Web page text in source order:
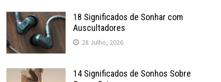
18 Significados de Sonhar com
Auscultadores
28 Julho, 2026
14 Significados de Sonhos Sobre